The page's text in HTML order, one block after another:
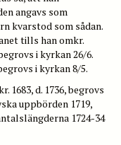
angavs som
kvarstod som sådan.
tills han omkr.
i kyrkan 26/6.
i kyrkan 8/5.
1683, d. 1736, begrovs
uppbörden 1719,
1724-34